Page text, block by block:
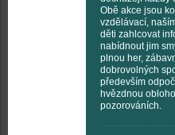
Obě akce jsou
vzdělávací,
děti zahlcovat
nabídnout jim
plnou her,
dobrovolných
především
hvězdnou
pozorováních.